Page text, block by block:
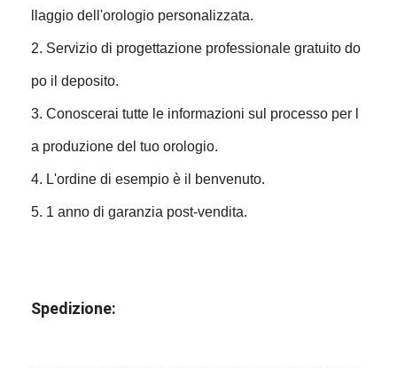
llaggio dell'orologio personalizzata.
2. Servizio di progettazione professionale gratuito do
po il deposito.
3. Conoscerai tutte le informazioni sul processo per l
a produzione del tuo orologio.
4. L'ordine di esempio è il benvenuto.
5. 1 anno di garanzia post-vendita.
Spedizione: